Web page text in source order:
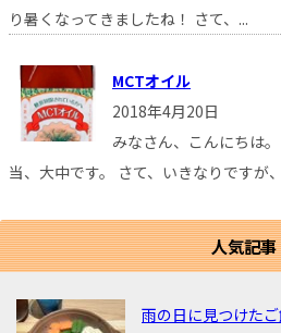
り暑くなってきましたね！ さて、...
MCTオイル
2018年4月20日
みなさん、こんにちは
当、大中です。 さて、いきなりですが
人気記事
雨の日に見つけた